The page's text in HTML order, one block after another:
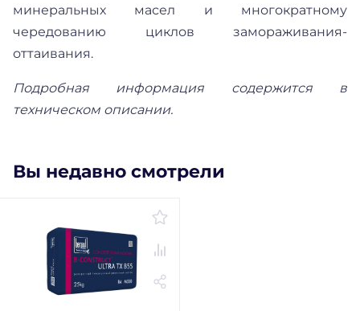
минеральных масел и многократному
чередованию циклов замораживания-
оттаивания.
Подробная информация содержится в
техническом описании.
Вы недавно смотрели